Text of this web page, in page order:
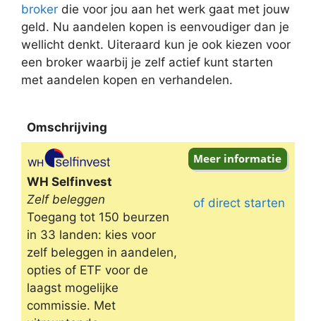
broker die voor jou aan het werk gaat met jouw
geld. Nu aandelen kopen is eenvoudiger dan je
wellicht denkt. Uiteraard kun je ook kiezen voor
een broker waarbij je zelf actief kunt starten
met aandelen kopen en verhandelen.
Omschrijving
Omschrijving
WH Selfinvest
Zelf beleggen
Toegang tot 150 beurzen
in 33 landen: kies voor
zelf beleggen in aandelen,
opties of ETF voor de
laagst mogelijke
commissie. Met
of direct starten